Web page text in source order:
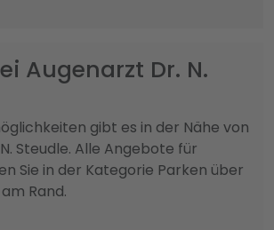
Augenarzt Dr. N.
gibt es in der Nähe von
Steudle. Alle Angebote für
Sie in der Kategorie Parken über
Rand.